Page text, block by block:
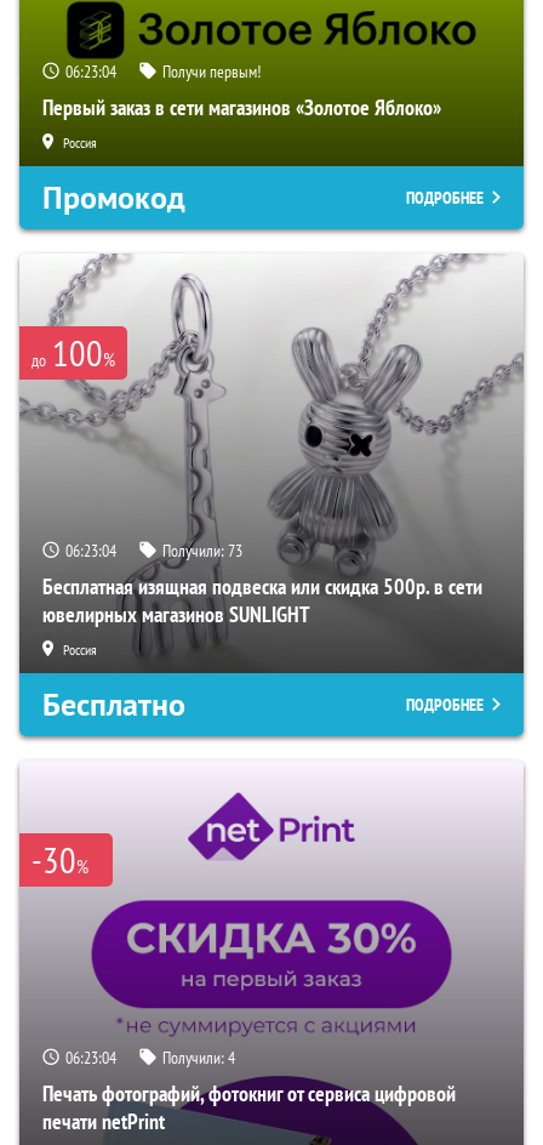
06:23:03 Получи первым!
Первый заказ в сети магазинов «Золотое Яблоко»
Россия
Промокод ПОДРОБНЕЕ
до 100%
06:23:03 Получили:73
Бесплатная изящная подвеска или скидка 500р. в сети
ювелирных магазинов SUNLIGHT
Россия
Бесплатно ПОДРОБНЕЕ
-30%
06:23:03 Получили:4
Печать фотографий, фотокниг от сервиса цифровой
печати netPrint